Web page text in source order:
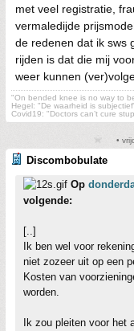
met veel registratie,
vermaledijde
de redenen dat ik sws
rijden is dat die mij
weer kunnen
"On bended knee is no way to
Hegel: "De waarheid is
Covid19: "Doctors can’t cure
•
Discombobulate
Op
volgende:
[..]
Ik ben wel voor
niet zozeer uit op een
Kosten van
worden.
Ik zou pleiten voor het